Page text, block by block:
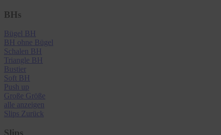
BHs
Bügel BH
BH ohne Bügel
Schalen BH
Triangle BH
Bustier
Soft BH
Push up
Große Größe
alle anzeigen
Slips Zurück
Slips